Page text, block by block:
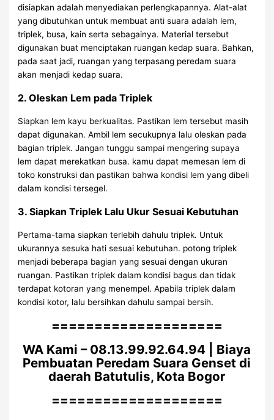
disiapkan adalah menyediakan perlengkapannya. Alat-alat
yang dibutuhkan untuk membuat anti suara adalah lem,
triplek, busa, kain serta sebagainya. Material tersebut
digunakan buat menciptakan ruangan kedap suara. Bahkan,
pada saat jadi, ruangan yang terpasang peredam suara
akan menjadi kedap suara.
2. Oleskan Lem pada Triplek
Siapkan lem kayu berkualitas. Pastikan lem tersebut masih
dapat digunakan. Ambil lem secukupnya lalu oleskan pada
bagian triplek. Jangan tunggu sampai mengering supaya
lem dapat merekatkan busa. kamu dapat memesan lem di
toko konstruksi dan pastikan bahwa kondisi lem yang dibeli
dalam kondisi tersegel.
3. Siapkan Triplek Lalu Ukur Sesuai Kebutuhan
Pertama-tama siapkan terlebih dahulu triplek. Untuk
ukurannya sesuka hati sesuai kebutuhan. potong triplek
menjadi beberapa bagian yang sesuai dengan ukuran
ruangan. Pastikan triplek dalam kondisi bagus dan tidak
terdapat kotoran yang menempel. Apabila triplek dalam
kondisi kotor, lalu bersihkan dahulu sampai bersih.
====================
WA Kami – 08.13.99.92.64.94 | Biaya
Pembuatan Peredam Suara Genset di
daerah Batutulis, Kota Bogor
====================